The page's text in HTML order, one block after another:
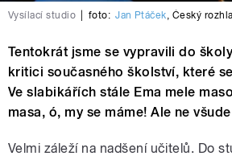
Vysílací studio foto: Jan Ptáček, Český
Tentokrát jsme se vypravili do
kritici současného školství, které
Ve slabikářích stále Ema mele
masa, ó, my se máme! Ale ne
Velmi záleží na nadšení učitelů. Do